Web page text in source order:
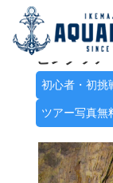
冒険心をくす
パンプキン
ビングツアー
初心者・初挑
ツアー写真無